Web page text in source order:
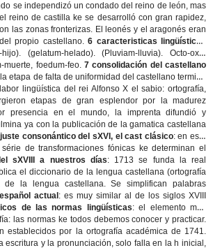
se independizó un condado del reino de león, mas
reino de castilla ke se desarrolló con gran rapidez,
las zonas fronterizas. El leonés y el aragonés eran
propio castellano.6 caracteristicas lingüísticas
(gelatum-helado). (Pluviam-lluvia). Octo-oxo,
muerte, foedum-feo. 7 consolidación del castellano
etapa de falta de uniformidad del castellano termina
lingüística del rei Alfonso X el sabio: ortografía,
etapas de gran esplendor por la madurez
presencia en el mundo, la imprenta difundió y
ya con la publicación de la gamatica castellana
consonántico del sXVI, el cast clásico: en este
de transformaciones fónicas ke determinan el
sXVIII a nuestros días: 1713 se funda la real
el diccionario de la lengua castellana (ortografía
de la lengua castellana. Se simplifican palabras
actual : es muy similar al de los siglos XVIII
de las normas lingüísticas: el elemento mas
las normas ke todos debemos conocer y practicar.
establecidos por la ortografía académica de 1741.
escritura y la pronunciación, solo falla en la h inicial,